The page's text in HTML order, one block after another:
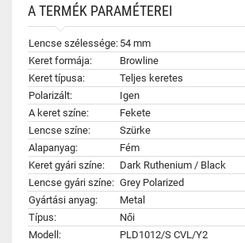
A TERMÉK PARAMÉTEREI
Lencse szélessége: 54 mm
Keret formája:
Browline
Keret típusa:
Teljes keretes
Polarizált:
Igen
A keret színe:
Fekete
Lencse színe:
Szürke
Alapanyag:
Fém
Keret gyári színe:
Dark Ruthenium / Black
Lencse gyári színe: Grey Polarized
Gyártási anyag:
Metal
Típus:
Női
Modell:
PLD1012/S CVL/Y2